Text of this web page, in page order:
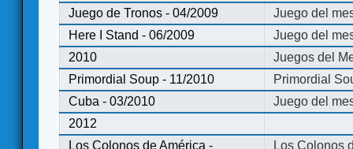
Juego de Tronos - 04/2009
Juego del
Here I Stand - 06/2009
Juego del
2010
Juegos del
Primordial Soup - 11/2010
Primordial
Cuba - 03/2010
Juego del
2012
Los Colonos de América -
Los Colonos